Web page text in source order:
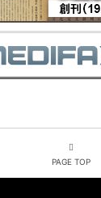
PAGE TOP